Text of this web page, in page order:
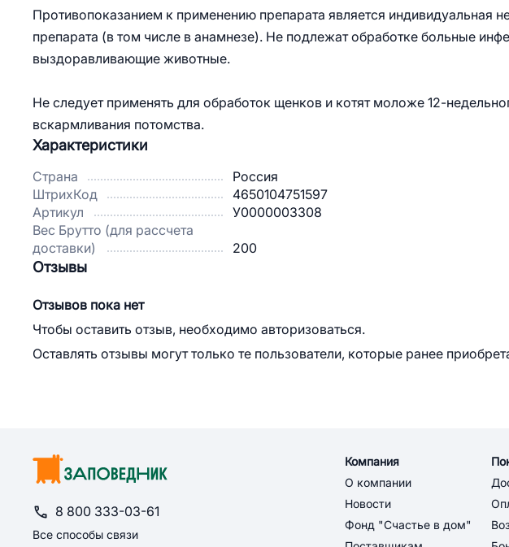
Противопоказанием к применению препарата является индивидуальная
препарата (в том числе в анамнезе). Не подлежат обработке больные
выздоравливающие животные.
Не следует применять для обработок щенков и котят моложе 12-
вскармливания потомства.
Характеристики
Страна
Россия
ШтрихКод
4650104751597
Артикул
У0000003308
Вес Брутто (для рассчета
доставки)
200
Отзывы
Отзывов пока нет
Чтобы оставить отзыв, необходимо авторизоваться.
Оставлять отзывы могут только те пользователи, которые ранее
8 800 333-03-61
Все способы связи
Компания
О компании
Новости
Фонд "Счастье в дом"